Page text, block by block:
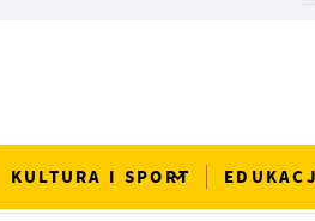
KULTURA I SPORT